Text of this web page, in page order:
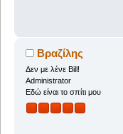
Βραζίλης
Δεν με λένε Bill!
Administrator
Εδώ είναι το σπίτι μου